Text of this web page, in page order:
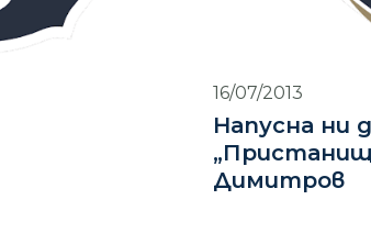
16/07/2013
Напусна ни
Димитров